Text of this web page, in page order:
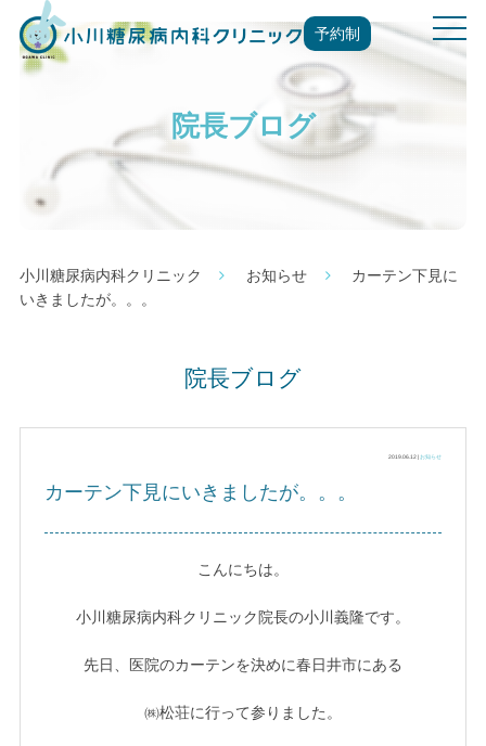
予約制
t
o
g
g
院長ブログ
小川糖尿病内科クリニック お知らせ
カーテン下見に
いきましたが。。。
院長ブログ
2019.06.12 |お知らせ
カーテン下見にいきましたが。。。
こんにちは。
小川糖尿病内科クリニック院長の小川義隆です。
先日、医院のカーテンを決めに春日井市にある
㈱松荘に行って参りました。